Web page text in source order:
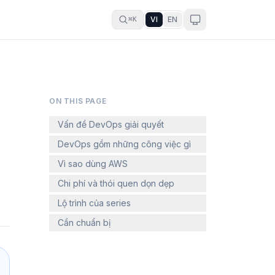
⌘K VI EN
ON THIS PAGE
Vấn đề DevOps giải quyết
DevOps gồm những công việc gì
Vì sao dùng AWS
Chi phí và thói quen dọn dẹp
Lộ trình của series
Cần chuẩn bị